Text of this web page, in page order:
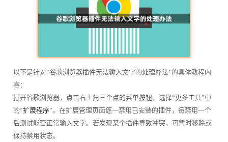
以下是针对“谷歌浏览器插件无法输入文字的处理办法”的具体教程内
容：
打开谷歌浏览器，点击右上角三个点的菜单按钮，选择“更多工具”中
的“扩展程序”。在扩展管理页面逐一禁用已安装的插件，每禁用一个
后测试能否正常输入文字。若发现某个插件导致冲突，可暂时移除或
保持禁用状态。